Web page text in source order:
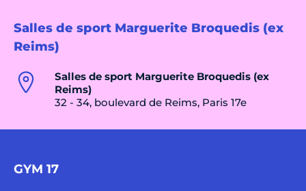
Salles de sport Marguerite Broquedis (ex
Reims)
Salles de sport Marguerite Broquedis (ex
Reims)
32 - 34, boulevard de Reims, Paris 17e
GYM 17